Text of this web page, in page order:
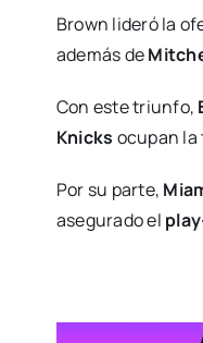
Brown lideró la
además de
Con este triunfo,
Knicks ocupan la
Por su parte,
asegurado el